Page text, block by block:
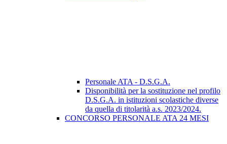
Personale ATA - D.S.G.A.
Disponibilità per la sostituzione nel profilo
D.S.G.A. in istituzioni scolastiche diverse
da quella di titolarità a.s. 2023/2024.
CONCORSO PERSONALE ATA 24 MESI